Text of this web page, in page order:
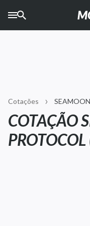
Giro do Mercado
Newsletters
Cotações
COTAÇÃO